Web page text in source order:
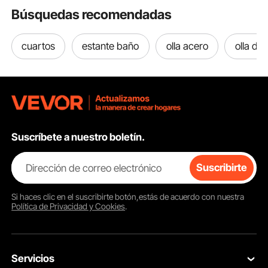
Búsquedas recomendadas
cuartos estante baño olla acero olla de
Suscríbete a nuestro boletín.
Dirección de correo electrónico Suscribirte
Si haces clic en elsuscribirtebotón,estás de acuerdo con nuestra
Política de Privacidad y Cookies.
Servicios